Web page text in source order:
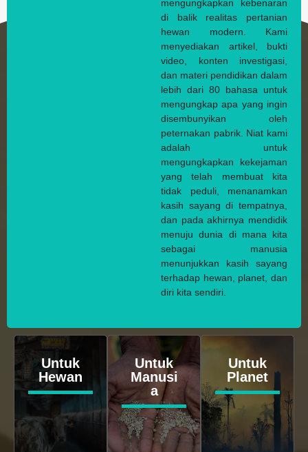
mengungkapkan kebenaran
di balik realitas pertanian
hewan modern. Kami
menyediakan artikel, bukti
video, konten investigasi,
dan materi pendidikan dalam
lebih dari 80 bahasa untuk
mengungkap apa yang ingin
disembunyikan oleh
peternakan pabrik. Niat kami
adalah untuk
mengungkapkan kekejaman
yang telah membuat kita
tidak peduli, menanamkan
kasih sayang di tempatnya,
dan pada akhirnya mendidik
menuju dunia di mana kita
sebagai manusia
menunjukkan kasih sayang
terhadap hewan, planet, dan
diri kita sendiri.
Untuk
Hewan
Untuk
Manusi
a
Untuk
Planet